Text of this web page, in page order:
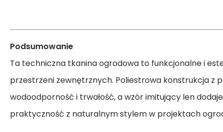
Podsumowanie
Ta techniczna tkanina ogrodowa to funkcjonalne i
przestrzeni zewnętrznych. Poliestrowa konstrukcja z
wodoodporność i trwałość, a wzór imitujący len
praktyczność z naturalnym stylem w projektach